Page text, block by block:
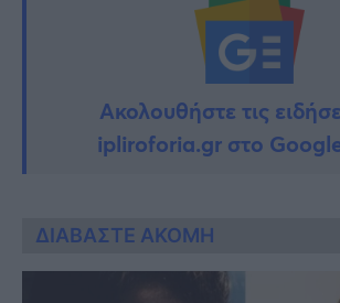
Ακολουθήστε τις
ipliroforia.gr στο
ΔΙΑΒΑΣΤΕ ΑΚΟΜΗ